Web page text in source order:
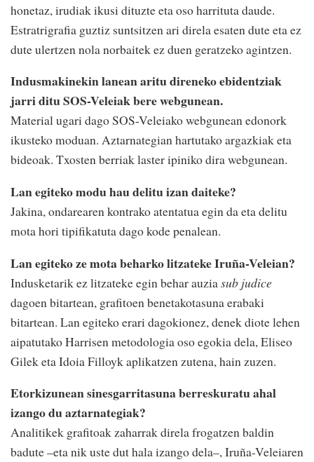
honetaz, irudiak ikusi dituzte eta oso harrituta daude.
Estratrigrafia guztiz suntsitzen ari direla esaten dute eta ez
dute ulertzen nola norbaitek ez duen geratzeko agintzen.
Indusmakinekin lanean aritu direneko ebidentziak
jarri ditu SOS-Veleiak bere webgunean.
Material ugari dago SOS-Veleiako webgunean edonork
ikusteko moduan. Aztarnategian hartutako argazkiak eta
bideoak. Txosten berriak laster ipiniko dira webgunean.
Lan egiteko modu hau delitu izan daiteke?
Jakina, ondarearen kontrako atentatua egin da eta delitu
mota hori tipifikatuta dago kode penalean.
Lan egiteko ze mota beharko litzateke Iruña-Veleian?
Indusketarik ez litzateke egin behar auziasub judice
dagoen bitartean, grafitoen benetakotasuna erabaki
bitartean. Lan egiteko erari dagokionez, denek diote lehen
aipatutako Harrisen metodologia oso egokia dela, Eliseo
Gilek eta Idoia Filloyk aplikatzen zutena, hain zuzen.
Etorkizunean sinesgarritasuna berreskuratu ahal
izango du aztarnategiak?
Analitikek grafitoak zaharrak direla frogatzen baldin
badute –eta nik uste dut hala izango dela–, Iruña-Veleiaren